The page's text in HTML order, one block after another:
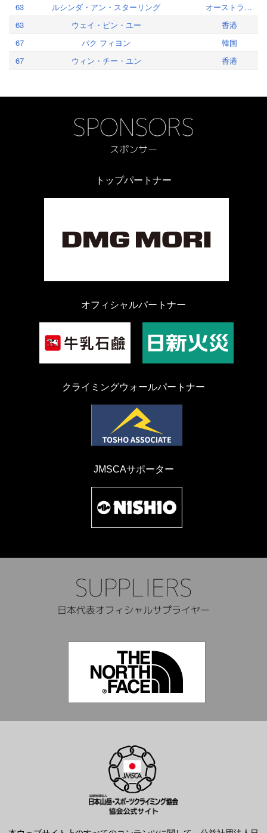
63
ルシンダ・アン・スターリング
オーストラリア
63
ウェイ・ピン・ユー
香港
67
パク フィヨン
韓国
67
ウィン・チー・ユン 香港
トップパートナー
オフィシャルパートナー
クライミングウォールパートナー
JMSCAサポーター